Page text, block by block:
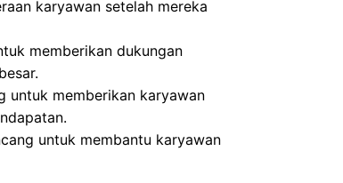
karyawan setelah mereka
memberikan dukungan
untuk memberikan karyawan
untuk membantu karyawan